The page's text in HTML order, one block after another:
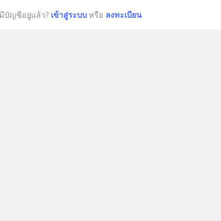
บัญชีอยู่แล้ว? เข้าสู่ระบบ หรือ ลงทะเบียน